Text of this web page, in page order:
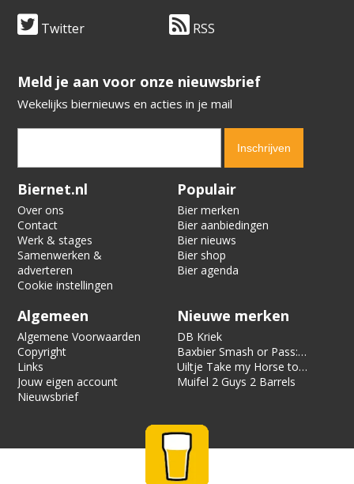
Twitter RSS
​​​​​​​Meld je aan voor onze nieuwsbrief
Wekelijks biernieuws en acties in je mail
Verification code:
Biernet.nl
Over ons
Contact
Werk & stages
Samenwerken &
adverteren
Cookie instellingen
Populair
Bier merken
Bier aanbiedingen
Bier nieuws
Bier shop
Bier agenda
Algemeen
Algemene Voorwaarden
Copyright
Links
Jouw eigen account
Nieuwsbrief
Nieuwe merken
DB Kriek
Baxbier Smash or Pass:
Strata
Uiltje Take my Horse to
the Hotel Room
Muifel 2 Guys 2 Barrels